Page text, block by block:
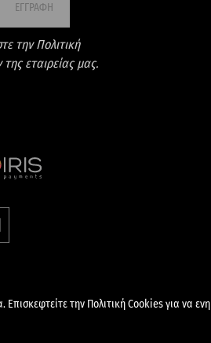
την Πολιτική Cookies για να
ΕΓΓΡΑΦΗ
την Πολιτική
εταιρείας μας.
ΠΡΟΣΩΠΙΚΩΝ ΔΕΔΟΜΕΝΩΝ